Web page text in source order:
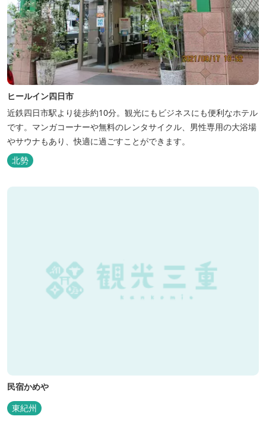
ヒールイン四日市
近鉄四日市駅より徒歩約10分。観光にもビジネスにも便利なホテル
です。マンガコーナーや無料のレンタサイクル、男性専用の大浴場
やサウナもあり、快適に過ごすことができます。
北勢
民宿かめや
東紀州